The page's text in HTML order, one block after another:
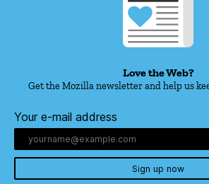
Love the Web?
Get the Mozilla newsletter and help us
Your e-mail address
Sign up now